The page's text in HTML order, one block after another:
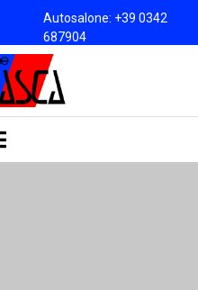
Autosalone: +39 0342
687904
687945